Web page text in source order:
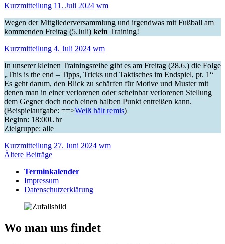
Kurzmitteilung 11. Juli 2024 wm
Wegen der Mitgliederversammlung und irgendwas mit Fußball am
kommenden Freitag (5.Juli) kein Training!
Kurzmitteilung 4. Juli 2024 wm
In unserer kleinen Trainingsreihe gibt es am Freitag (28.6.) die Folge
„This is the end – Tipps, Tricks und Taktisches im Endspiel, pt. 1“
Es geht darum, den Blick zu schärfen für Motive und Muster mit
denen man in einer verlorenen oder scheinbar verlorenen Stellung
dem Gegner doch noch einen halben Punkt entreißen kann.
(Beispielaufgabe: ==>Weiß hält remis)
Beginn: 18:00Uhr
Zielgruppe: alle
Kurzmitteilung 27. Juni 2024 wm
Beitragsnavigation
Ältere Beiträge
Terminkalender
Impressum
Datenschutzerklärung
Wo man uns findet